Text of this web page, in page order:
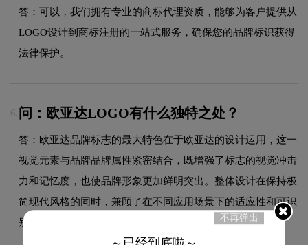
答：可以，我们拥有专业的商标代理资质，能够为客户提供从
LOGO设计到商标注册的一站式服务，确保您的品牌标识获得
法律保护。
6. 问：欧亚达LOGO有什么独特之处？
答：欧亚达品牌标志的最大特色在于欧亚达的设计运用，这一
视觉元素与品牌品牌属性紧密结合，既增强了标志的视觉冲击
力和记忆度，也使品牌形象更加鲜明突出。整体设计在保持极
简现代风格的同时，兼顾了在不同应用场景下的适应性和可识
别性。
不再弹出